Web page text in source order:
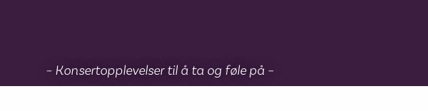
– Konsertopplevelser til å ta og føle på –